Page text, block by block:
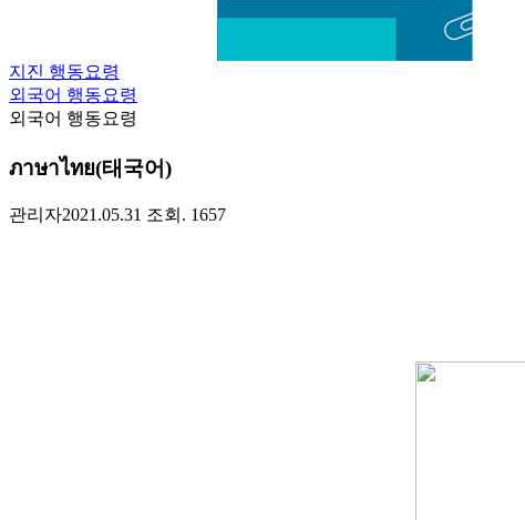
지진 행동요령
외국어 행동요령
외국어 행동요령
ภาษาไทย(태국어)
관리자2021.05.31 조회. 1657